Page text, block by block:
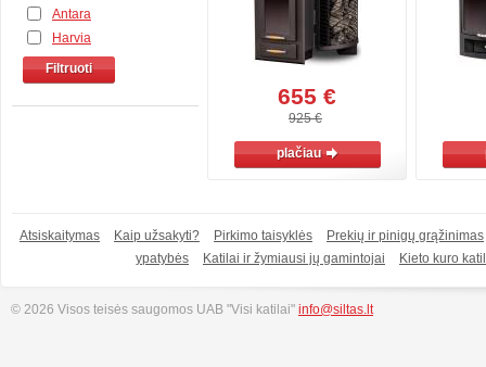
Antara
Harvia
Filtruoti
655 €
925 €
plačiau
Atsiskaitymas Kaip užsakyti? Pirkimo taisyklės
Prekių ir pinigų grąžinimas
ypatybės
Katilai ir žymiausi jų gamintojai Kieto kuro
© 2026 Visos teisės saugomos UAB "Visi katilai" info@siltas.lt